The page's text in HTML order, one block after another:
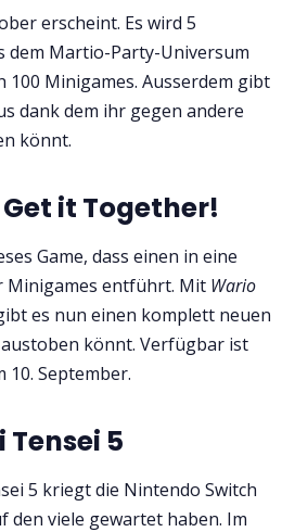
erscheint. Es wird 5
dem Martio-Party-Universum
100 Minigames. Ausserdem gibt
dank dem ihr gegen andere
könnt.
it Together!
Game, dass einen in eine
Minigames entführt. Mit Wario
es nun einen komplett neuen
könnt. Verfügbar ist
10. September.
5
5 kriegt die Nintendo Switch
den viele gewartet haben. Im